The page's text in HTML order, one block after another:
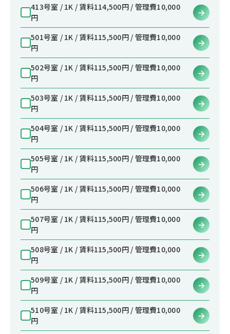
413号室 / 1K / 賃料114,500円 / 管理費10,000
円
501号室 / 1K / 賃料115,500円 / 管理費10,000
円
502号室 / 1K / 賃料115,500円 / 管理費10,000
円
503号室 / 1K / 賃料115,500円 / 管理費10,000
円
504号室 / 1K / 賃料115,500円 / 管理費10,000
円
505号室 / 1K / 賃料115,500円 / 管理費10,000
円
506号室 / 1K / 賃料115,500円 / 管理費10,000
円
507号室 / 1K / 賃料115,500円 / 管理費10,000
円
508号室 / 1K / 賃料115,500円 / 管理費10,000
円
509号室 / 1K / 賃料115,500円 / 管理費10,000
円
510号室 / 1K / 賃料115,500円 / 管理費10,000
円